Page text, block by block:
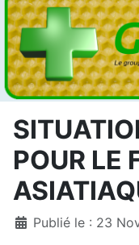
POUR LE
DétailsPublié le : 23